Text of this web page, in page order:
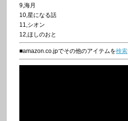
9,海月
10,星になる話
11,シオン
12,ほしのおと
■amazon.co.jpでその他のアイテムを検索